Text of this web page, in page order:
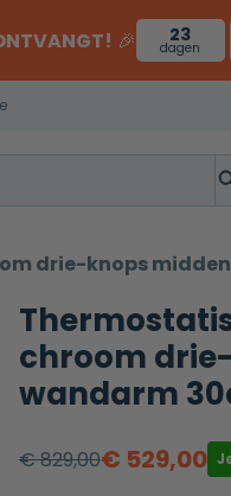
🎉 23
dagen
drie-knops
chroom
wandarm
€829,00
Oorspronkelijke
€ 529,00
Huidige